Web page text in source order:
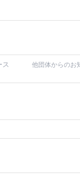
ス 他団体からのお